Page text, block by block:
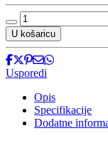
Hibridni
infracrveni
panel
HIB
1000
Wi-
Fi
količina
U košaricu
Usporedi
Opis
Specifikacije
Dodatne